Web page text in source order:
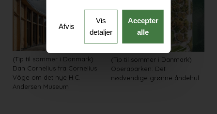
(Tip til sommer i Danmark)
Dan Cornelius fra Cornelius
Vöge om det nye H.C.
Andersen Museum
(Tip til sommer i Danmark)
Operaparken: Det
nødvendige grønne åndehul
Afvis
Vis
detaljer
Accepter
alle